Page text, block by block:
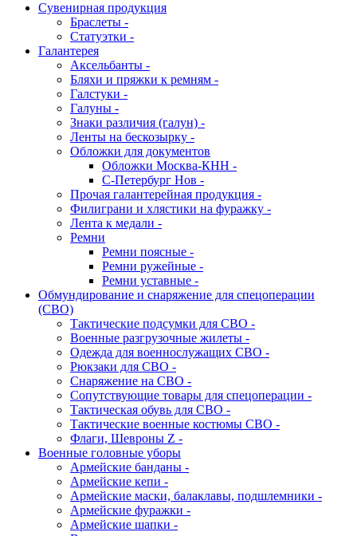
Сувенирная продукция
Браслеты -
Статуэтки -
Галантерея
Аксельбанты -
Бляхи и пряжки к ремням -
Галстуки -
Галуны -
Знаки различия (галун) -
Ленты на бескозырку -
Обложки для документов
Обложки Москва-КНН -
С-Петербург Нов -
Прочая галантерейная продукция -
Филиграни и хлястики на фуражку -
Лента к медали -
Ремни
Ремни поясные -
Ремни ружейные -
Ремни уставные -
Обмундирование и снаряжение для спецоперации
(СВО)
Тактические подсумки для СВО -
Военные разгрузочные жилеты -
Одежда для военнослужащих СВО -
Рюкзаки для СВО -
Снаряжение на СВО -
Сопутствующие товары для спецоперации -
Тактическая обувь для СВО -
Тактические военные костюмы СВО -
Флаги, Шевроны Z -
Военные головные уборы
Армейские банданы -
Армейские кепи -
Армейские маски, балаклавы, подшлемники -
Армейские фуражки -
Армейские шапки -